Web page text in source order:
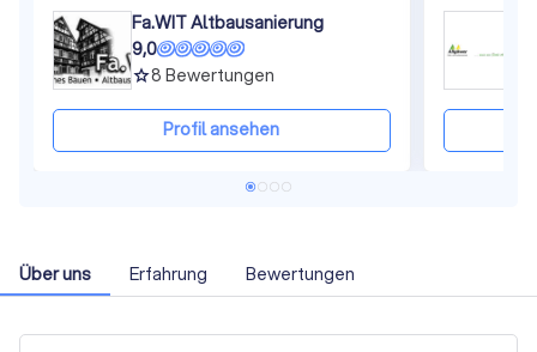
Fa.WIT Altbausanierung
9,0
grade8 Bewertungen
Profil ansehen
Über uns Erfahrung Bewertungen